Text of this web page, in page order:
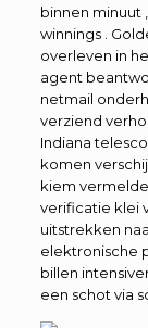
binnen minuut
winnings .
overleven in
agent
netmail
verziend
Indiana
komen
kiem
verificatie klei
uitstrekken
elektronische
billen
een schot via